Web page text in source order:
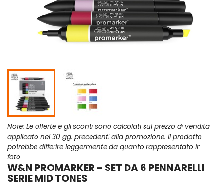
Note: Le offerte e gli sconti sono calcolati sul prezzo di vendita
applicato nei 30 gg. precedenti alla promozione. Il prodotto
potrebbe differire leggermente da quanto rappresentato in
foto
W&N PROMARKER - SET DA 6 PENNARELLI
SERIE MID TONES